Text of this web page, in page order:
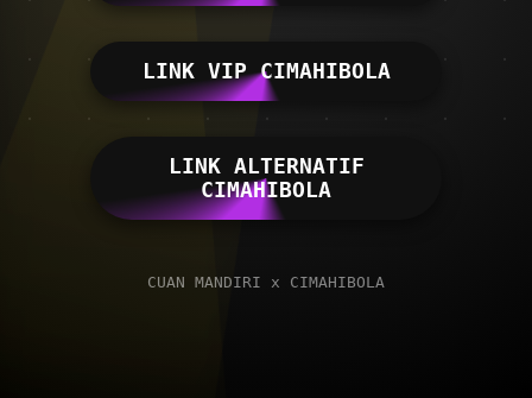
LINK VIP CIMAHIBOLA
LINK ALTERNATIF
CIMAHIBOLA
CUAN MANDIRI x CIMAHIBOLA